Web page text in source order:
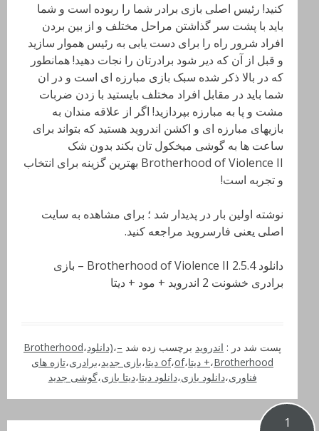
کنید! رئیس اصلی بازی برادر شما را ربوده است و شما
باید با پشت سر گذاشتن مراحل مختلف و از بین بردن
افراد شرور راه را برای دست یابی به رئیس هموار سازید
و قبل از آن که دیر شود برادرتان را نجات دهید! همانطور
که در بالا ذکر شده سبک بازی مبارزه ای است و در ان
شما باید در مقابل افراد مختلف بایستید با زدن ضربات
مشت و پا به مبارزه بپردازید! اگر از علاقه مندان به
بازیهای مبارزه ای و اکشن اندروید هستید که بتواند برای
ساعت ها به گوشی میخکول تان بکند بدون شک
Brotherhood of Violence II بهترین گزینه برای انتخاب
و تجربه است!
نوشته اولین بار در پدیدار شد ؛ برای مشاهده به سایت
اصلی یعنی فارسروید مراجعه کنید.
دانلود Brotherhood of Violence II 2.5.4 – بازی
برادری خشونت 2 اندروید + مود + دیتا
پست شد در : اندروید برچسب زده شد –،(دانلود،Brotherhood
+،Brotherhood دیتا ، of،of دیتا ،بازی جدید،برادری،تازه های
فناوری،دانلود بازی،دانلود دیتا،دیتا بازی،گوشی جدید
1